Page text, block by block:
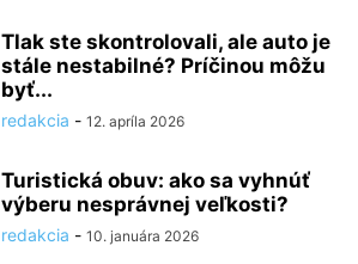
Tlak ste skontrolovali, ale auto je
stále nestabilné? Príčinou môžu
byť...
redakcia - 12. apríla 2026
Turistická obuv: ako sa vyhnúť
výberu nesprávnej veľkosti?
redakcia - 10. januára 2026